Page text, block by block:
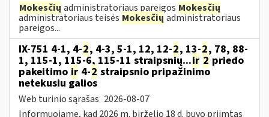
Mokesčių administratoriaus pareigos Mokesčių
administratoriaus teisės Mokesčių administratoriaus
pareigos...
IX-751 4-1, 4-2, 4-3, 5-1, 12, 12-2, 13-2, 78, 88-
1, 115-1, 115-6, 115-11 straipsnių...ir 2 priedo
pakeitimo ir 4-2 straipsnio pripažinimo
netekusiu galios
Web turinio sąrašas 2026-08-07
Informuojame, kad 2026 m. birželio 18 d. buvo priimtas